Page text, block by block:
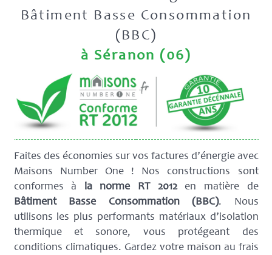
Bâtiment Basse Consommation
(BBC)
à Séranon (06)
Faites des économies sur vos factures d’énergie avec
Maisons Number One ! Nos constructions sont
conformes à la norme RT 2012en matière de
Bâtiment Basse Consommation (BBC). Nous
utilisons les plus performants matériaux d’isolation
thermique et sonore, vous protégeant des
conditions climatiques. Gardez votre maison au frais